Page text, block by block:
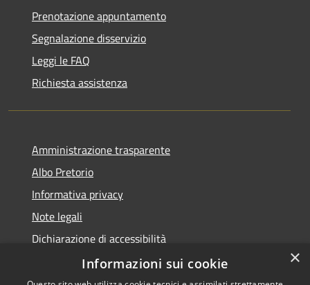
Prenotazione appuntamento
Segnalazione disservizio
Leggi le FAQ
Richiesta assistenza
Amministrazione trasparente
Albo Pretorio
Informativa privacy
Note legali
Dichiarazione di accessibilità
Dichiarazione di accessibilità dal 2025
×
Informazioni sui cookie